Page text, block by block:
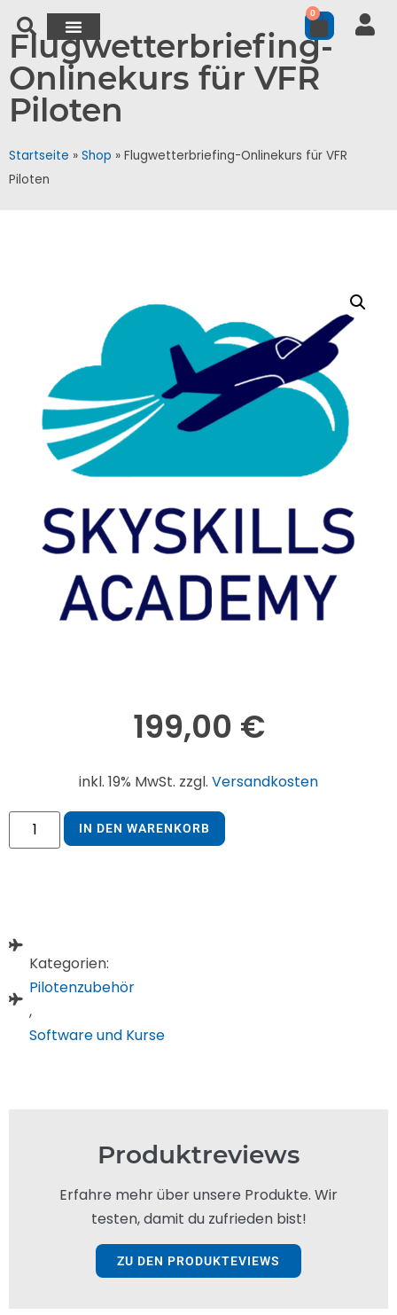
0
Flugwetterbriefing-
Onlinekurs für VFR
Piloten
Startseite » Shop » Flugwetterbriefing-Onlinekurs für VFR
Piloten
199,00 €
inkl. 19% MwSt. zzgl. Versandkosten
IN DEN WARENKORB
Kategorien:
Pilotenzubehör
,
Software und Kurse
Produktreviews
Erfahre mehr über unsere Produkte. Wir
testen, damit du zufrieden bist!
ZU DEN PRODUKTEVIEWS